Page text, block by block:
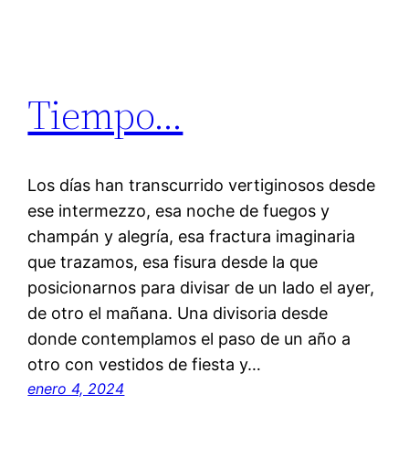
Tiempo…
Los días han transcurrido vertiginosos desde
ese intermezzo, esa noche de fuegos y
champán y alegría, esa fractura imaginaria
que trazamos, esa fisura desde la que
posicionarnos para divisar de un lado el ayer,
de otro el mañana. Una divisoria desde
donde contemplamos el paso de un año a
otro con vestidos de fiesta y…
enero 4, 2024